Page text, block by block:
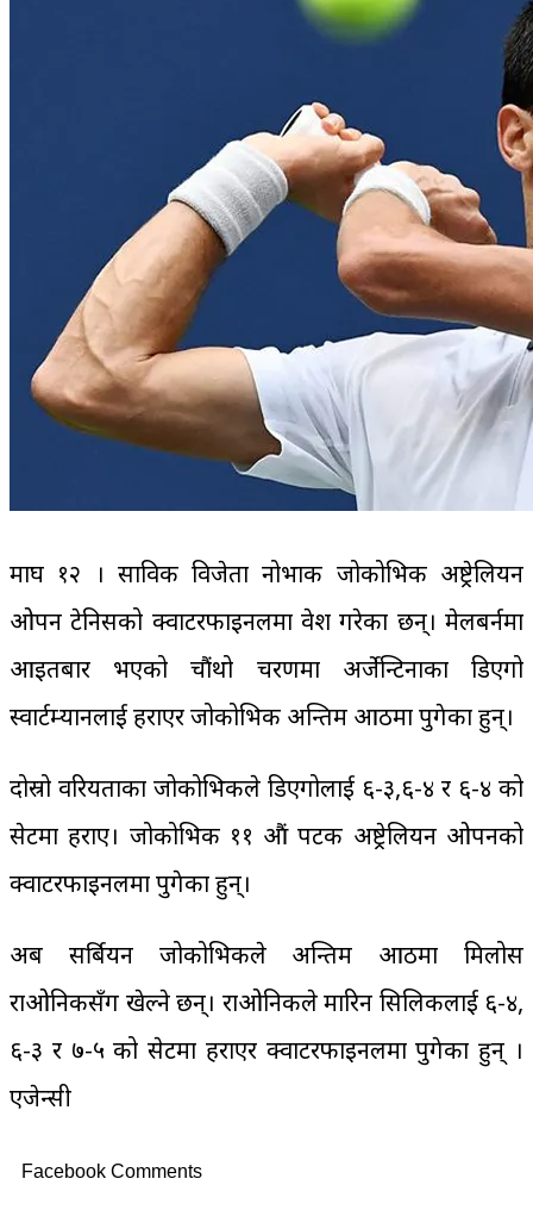
माघ १२ । साविक विजेता नोभाक जोकोभिक अष्ट्रेलियन
ओपन टेनिसको क्वाटरफाइनलमा प्रवेश गरेका छन्। मेलबर्नमा
आइतबार भएको चौंथो चरणमा अर्जेन्टिनाका डिएगो
स्वार्टम्यानलाई हराएर जोकोभिक अन्तिम आठमा पुगेका हुन्।
दोस्रो वरियताका जोकोभिकले डिएगोलाई ६-३,६-४ र ६-४ को
सेटमा हराए। जोकोभिक ११ औं पटक अष्ट्रेलियन ओपनको
क्वाटरफाइनलमा पुगेका हुन्।
अब सर्बियन जोकोभिकले अन्तिम आठमा मिलोस
राओनिकसँग खेल्ने छन्। राओनिकले मारिन सिलिकलाई ६-४,
६-३ र ७-५ को सेटमा हराएर क्वाटरफाइनलमा पुगेका हुन् ।
एजेन्सी
Facebook Comments